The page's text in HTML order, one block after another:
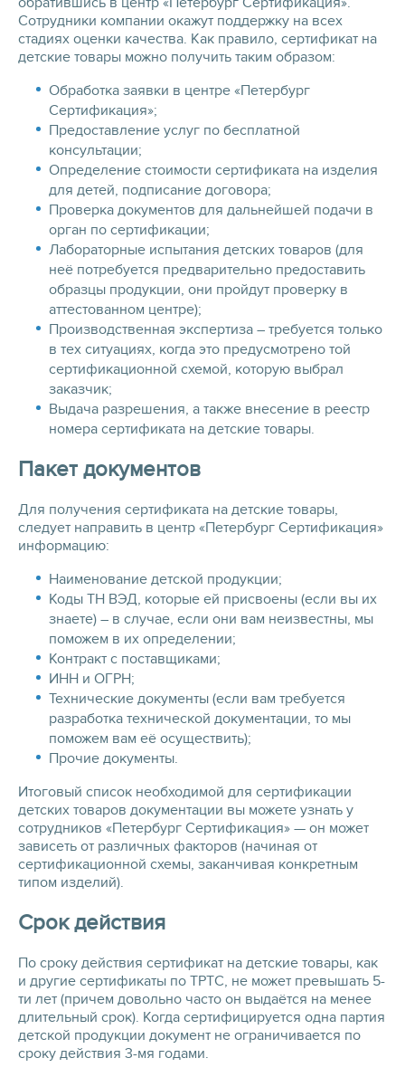
Сотрудники компании окажут поддержку на всех
стадиях оценки качества. Как правило, сертификат на
детские товары можно получить таким образом:
Обработка заявки в центре «Петербург
Сертификация»;
Предоставление услуг по бесплатной
консультации;
Определение стоимости сертификата на изделия
для детей, подписание договора;
Проверка документов для дальнейшей подачи в
орган по сертификации;
Лабораторные испытания детских товаров (для
неё потребуется предварительно предоставить
образцы продукции, они пройдут проверку в
аттестованном центре);
Производственная экспертиза – требуется только
в тех ситуациях, когда это предусмотрено той
сертификационной схемой, которую выбрал
заказчик;
Выдача разрешения, а также внесение в реестр
номера сертификата на детские товары.
Пакет документов
Для получения сертификата на детские товары,
следует направить в центр «Петербург Сертификация»
информацию:
Наименование детской продукции;
Коды ТН ВЭД, которые ей присвоены (если вы их
знаете) – в случае, если они вам неизвестны, мы
поможем в их определении;
Контракт с поставщиками;
ИНН и ОГРН;
Технические документы (если вам требуется
разработка технической документации, то мы
поможем вам её осуществить);
Прочие документы.
Итоговый список необходимой для сертификации
детских товаров документации вы можете узнать у
сотрудников «Петербург Сертификация» — он может
зависеть от различных факторов (начиная от
сертификационной схемы, заканчивая конкретным
типом изделий).
Срок действия
По сроку действия сертификат на детские товары, как
и другие сертификаты по ТРТС, не может превышать 5-
ти лет (причем довольно часто он выдаётся на менее
длительный срок). Когда сертифицируется одна партия
детской продукции документ не ограничивается по
сроку действия 3-мя годами.